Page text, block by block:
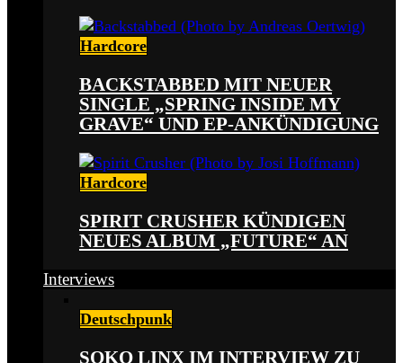
Hardcore
BACKSTABBED MIT NEUER
SINGLE „SPRING INSIDE MY
GRAVE“ UND EP-ANKÜNDIGUNG
Hardcore
SPIRIT CRUSHER KÜNDIGEN
NEUES ALBUM „FUTURE“ AN
Interviews
Deutschpunk
SOKO LINX IM INTERVIEW ZU